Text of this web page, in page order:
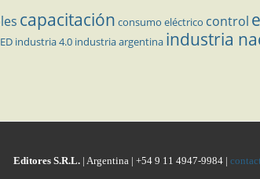
capacitación consumo eléctrico control
industria 4.0 industria argentina industria
Editores S.R.L.| Argentina | +54 9 11 4947-9984 |